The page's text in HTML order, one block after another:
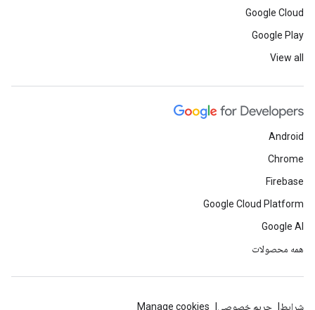
Google Cloud
Google Play
View all
Android
Chrome
Firebase
Google Cloud Platform
Google AI
همه محصولات
شرایط حریم خصوصی Manage cookies